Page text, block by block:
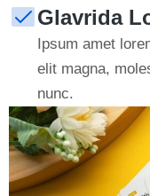
Glavrida
Ipsum amet
elit magna,
nunc.